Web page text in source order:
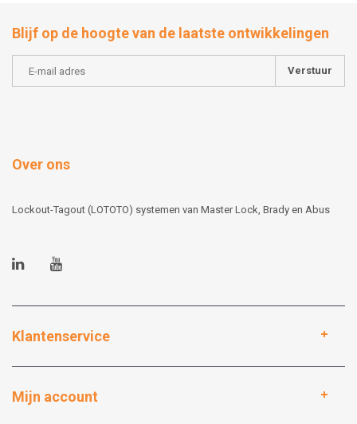
Blijf op de hoogte van de laatste ontwikkelingen
Verstuur
Over ons
Lockout-Tagout (LOTOTO) systemen van Master Lock, Brady en Abus
Klantenservice
Mijn account